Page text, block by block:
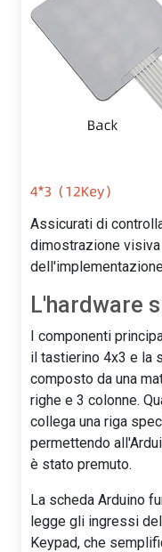
Assicurati di
dimostrazione
L'hardware
I componenti
il tastierino 4x3 e la
composto da una
righe e 3 colonne.
collega una riga
permettendo
è stato premuto.
La scheda Arduino
legge gli ingressi
Keypad, che